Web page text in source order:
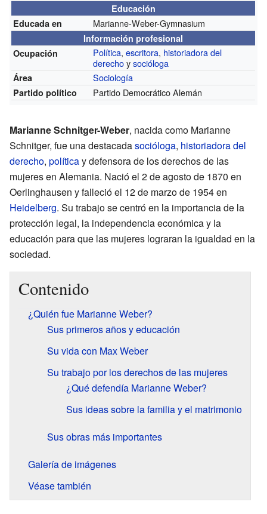
Educación
Educada en
Marianne-Weber-Gymnasium
Información profesional
Ocupación
Política,escritora, historiadora del
derechoysocióloga
Área Sociología
Partido político Partido Democrático Alemán
Marianne Schnitger-Weber, nacida como Marianne
Schnitger, fue una destacadasocióloga, historiadora del
derecho, políticay defensora de los derechos de las
mujeres en Alemania. Nació el 2 de agosto de 1870 en
Oerlinghausen y falleció el 12 de marzo de 1954 en
Heidelberg. Su trabajo se centró en la importancia de la
protección legal, la independencia económica y la
educación para que las mujeres lograran la igualdad en la
sociedad.
Contenido
¿Quién fue Marianne Weber?
Sus primeros años y educación
Su vida con Max Weber
Su trabajo por los derechos de las mujeres
¿Qué defendía Marianne Weber?
Sus ideas sobre la familia y el matrimonio
Sus obras más importantes
Galería de imágenes
Véase también